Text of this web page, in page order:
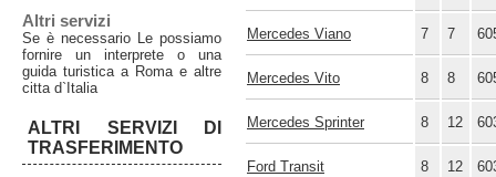
Mercedes Viano 7 7
Mercedes Vito 8 8
Mercedes Sprinter 8 12
Ford Transit 8 12
Altri servizi
Se è necessario Le possiamo
fornire un interprete o una
guida turistica a Roma e altre
citta d`Italia
ALTRI SERVIZI DI
TRASFERIMENTO